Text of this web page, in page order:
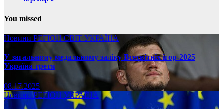
You missed
Новини РЕГІОНСВІТ УКРАЇНА
У загальному медальному заліку Всесвітніх ігор-2025
Україна третя
08.17.2025
НовиниРЕГІОН УКРАЇНА